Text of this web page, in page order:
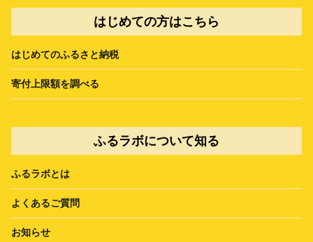
はじめての方はこちら
はじめてのふるさと納税
寄付上限額を調べる
ふるラボについて知る
ふるラボとは
よくあるご質問
お知らせ